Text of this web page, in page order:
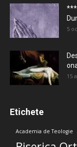
5
15
Etichete
Academia de Teologie